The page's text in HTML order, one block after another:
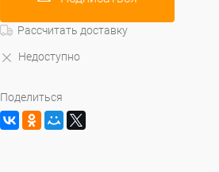
Рассчитать доставку
Недоступно
Поделиться